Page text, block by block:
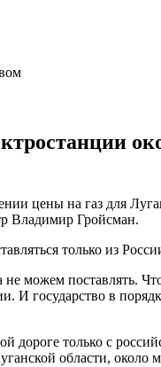
цены на газ для
Владимир Гройсман.
только из
можем поставлять.
И государство в
только с
области, около